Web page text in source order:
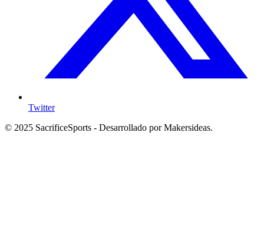
Twitter
© 2025 SacrificeSports - Desarrollado por Makersideas.